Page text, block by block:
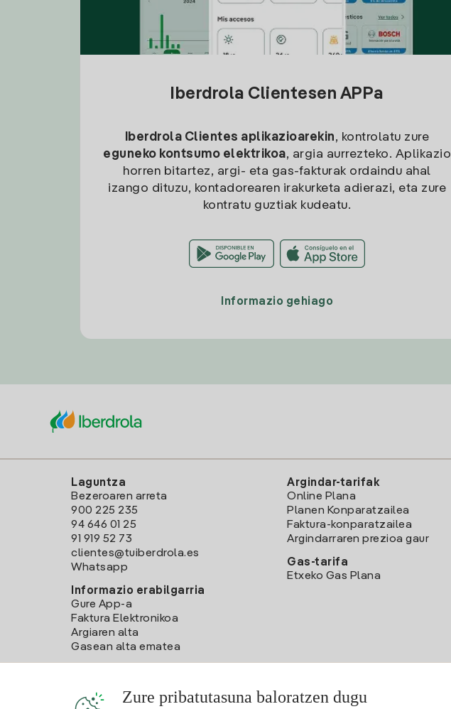
Iberdrola Clientesen APPa
Iberdrola Clientes aplikazioarekin, kontrolatu zure
eguneko kontsumo elektrikoa, argia aurrezteko. Aplikazio
horren bitartez, argi- eta gas-fakturak ordaindu ahal
izango dituzu, kontadorearen irakurketa adierazi, eta zure
kontratu guztiak kudeatu.
Informazio gehiago
Laguntza
Bezeroaren arreta
900 225 235
94 646 01 25
91 919 52 73
clientes@tuiberdrola.es
Whatsapp
Informazio erabilgarria
Gure App-a
Faktura Elektronikoa
Argiaren alta
Gasean alta ematea
Argindar-tarifak
Online Plana
Planen Konparatzailea
Faktura-konparatzailea
Argindarraren prezioa gaur
Gas-tarifa
Etxeko Gas Plana
Zure pribatutasuna baloratzen dugu